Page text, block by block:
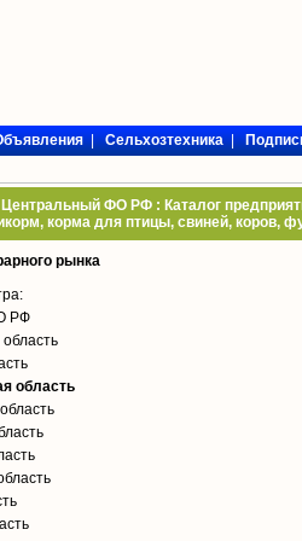
|Сельхозтехника|
ФО РФ : Каталог
корма для птицы, свиней, коров,
рынка
РФ
область
область